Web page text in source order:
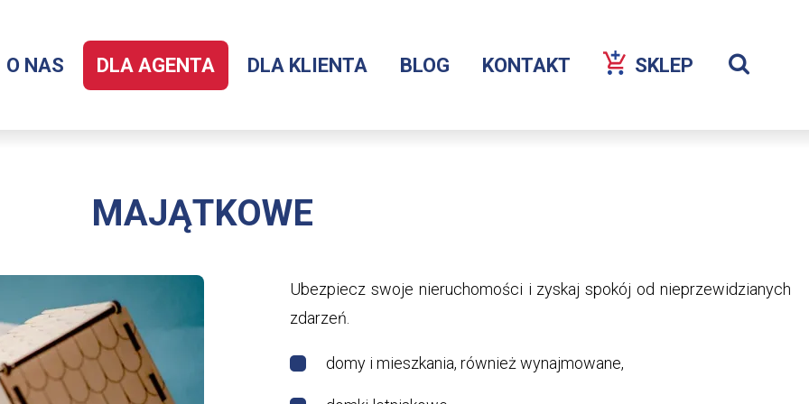
Menu
O NAS DLA AGENTA DLA KLIENTA BLOG KONTAKT SKLEP
Wyświetl
MAJĄTKOWE
Ubezpiecz swoje nieruchomości i zyskaj spokój od nieprzewidzianych
zdarzeń.
domy i mieszkania, również wynajmowane,